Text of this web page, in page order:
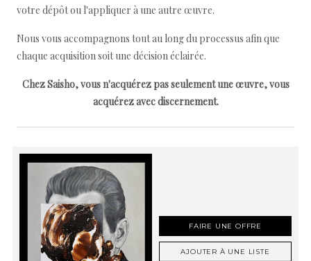
votre dépôt ou l'appliquer à une autre œuvre.
Nous vous accompagnons tout au long du processus afin que
chaque acquisition soit une décision éclairée.
Chez Saisho, vous n'acquérez pas seulement une œuvre, vous
acquérez avec discernement.
FAIRE UNE OFFRE
AJOUTER À UNE LISTE